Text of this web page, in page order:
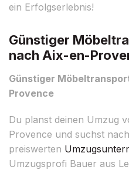
ein Erfolgserlebnis!
Günstiger
nach Aix-en-
Günstiger
Provence
Du planst deinen Umzug
Provence und suchst
preiswerten
Umzugsprofi Bauer aus